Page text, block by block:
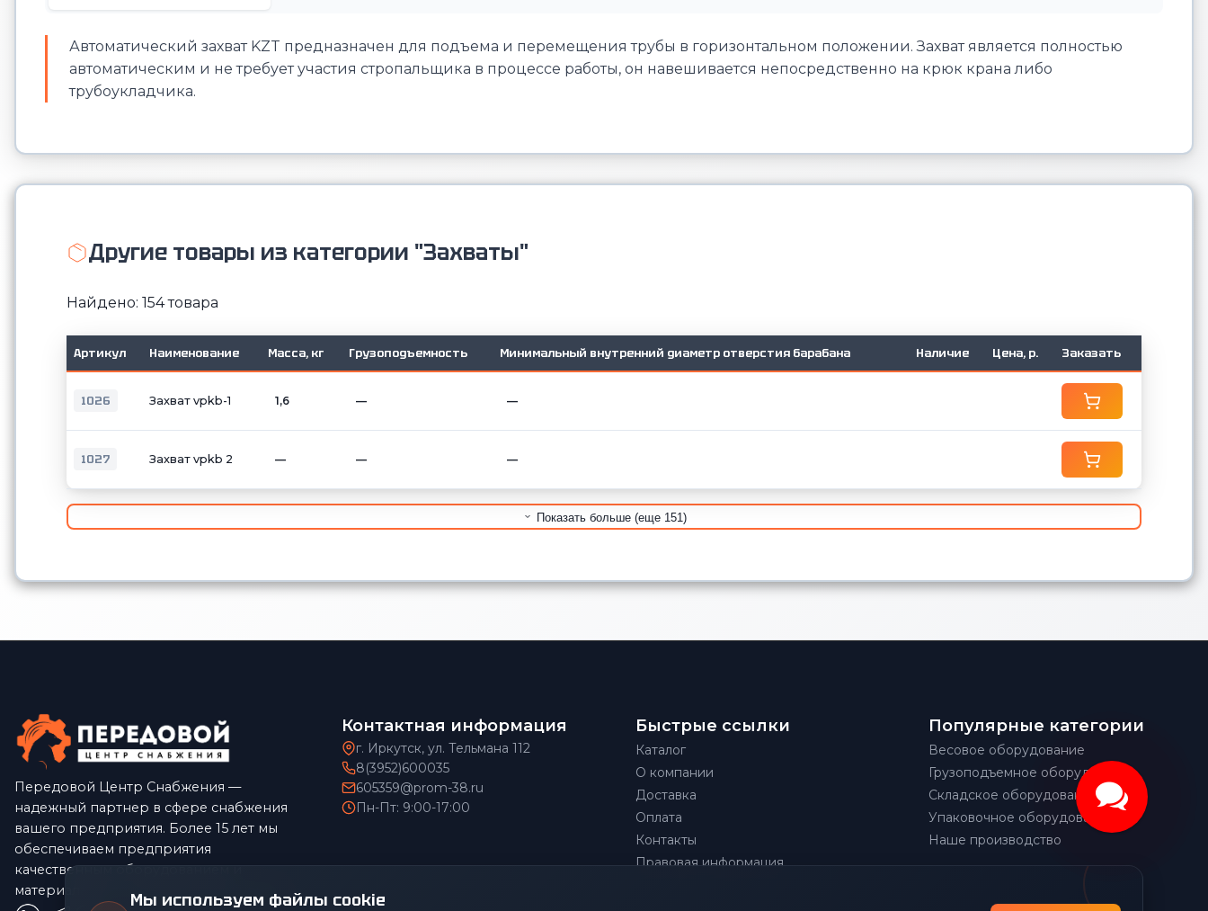
Автоматический захват KZT предназначен для подъема и перемещения трубы в горизонтальном положении. Захват является полностью
автоматическим и не требует участия стропальщика в процессе работы, он навешивается непосредственно на крюк крана либо
трубоукладчика.
Другие товары из категории "Захваты"
Найдено: 154 товара
Артикул Наименование Масса, кг Грузоподъемность Минимальный внутренний диаметр отверстия барабана Наличие Цена, р. Заказать
1026 Захват vpkb-1 1,6 — —
1027 Захват vpkb 2 — — —
Показать больше (еще 151)
Мы используем файлы cookie
Передовой Центр Снабжения —
надежный партнер в сфере снабжения
вашего предприятия. Более 15 лет мы
обеспечиваем предприятия
качественным оборудованием и
материалами по конкурентным ценам.
Контактная информация
г. Иркутск, ул. Тельмана 112
8(3952)600035
605359@prom-38.ru
Пн-Пт: 9:00-17:00
Быстрые ссылки
Каталог
О компании
Доставка
Оплата
Контакты
Правовая информация
Популярные категории
Весовое оборудование
Грузоподъемное оборудование
Складское оборудование
Упаковочное оборудование
Наше производство